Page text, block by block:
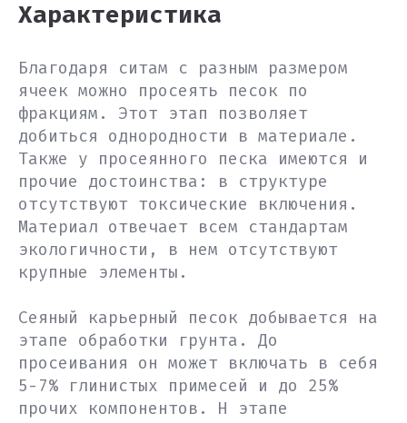
Характеристика
Благодаря ситам с разным размером
ячеек можно просеять песок по
фракциям. Этот этап позволяет
добиться однородности в материале.
Также у просеянного песка имеются и
прочие достоинства: в структуре
отсутствуют токсические включения.
Материал отвечает всем стандартам
экологичности, в нем отсутствуют
крупные элементы.
Сеяный карьерный песок добывается на
этапе обработки грунта. До
просеивания он может включать в себя
5-7% глинистых примесей и до 25%
прочих компонентов. Н этапе